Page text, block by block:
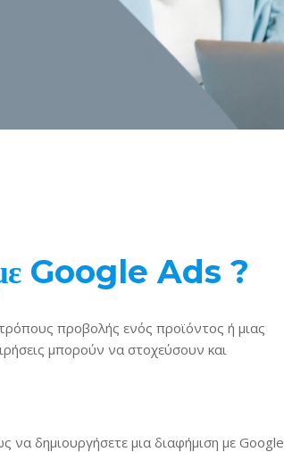
με Google Ads ?
προβολής ενός προϊόντος ή μιας
μπορούν να στοχεύσουν και
δημιουργήσετε μια διαφήμιση με Google